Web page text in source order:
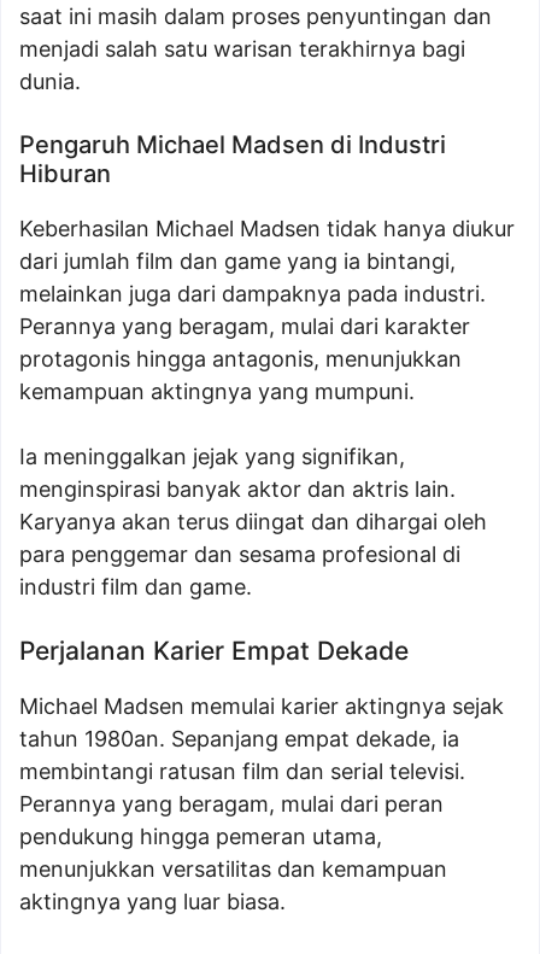
saat ini masih dalam proses penyuntingan dan
menjadi salah satu warisan terakhirnya bagi
dunia.
Pengaruh Michael Madsen di Industri
Hiburan
Keberhasilan Michael Madsen tidak hanya diukur
dari jumlah film dan game yang ia bintangi,
melainkan juga dari dampaknya pada industri.
Perannya yang beragam, mulai dari karakter
protagonis hingga antagonis, menunjukkan
kemampuan aktingnya yang mumpuni.
Ia meninggalkan jejak yang signifikan,
menginspirasi banyak aktor dan aktris lain.
Karyanya akan terus diingat dan dihargai oleh
para penggemar dan sesama profesional di
industri film dan game.
Perjalanan Karier Empat Dekade
Michael Madsen memulai karier aktingnya sejak
tahun 1980an. Sepanjang empat dekade, ia
membintangi ratusan film dan serial televisi.
Perannya yang beragam, mulai dari peran
pendukung hingga pemeran utama,
menunjukkan versatilitas dan kemampuan
aktingnya yang luar biasa.